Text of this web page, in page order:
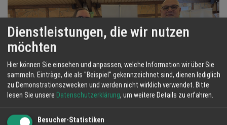
Dienstleistungen, die wir nutzen
möchten
Hier können Sie einsehen und anpassen, welche Information wir über Sie
sammeln. Einträge, die als "Beispiel" gekennzeichnet sind, dienen lediglich
zu Demonstrationszwecken und werden nicht wirklich verwendet. Bitte
lesen Sie unsere Datenschutzerklärung, um weitere Details zu erfahren.
Besucher-Statistiken